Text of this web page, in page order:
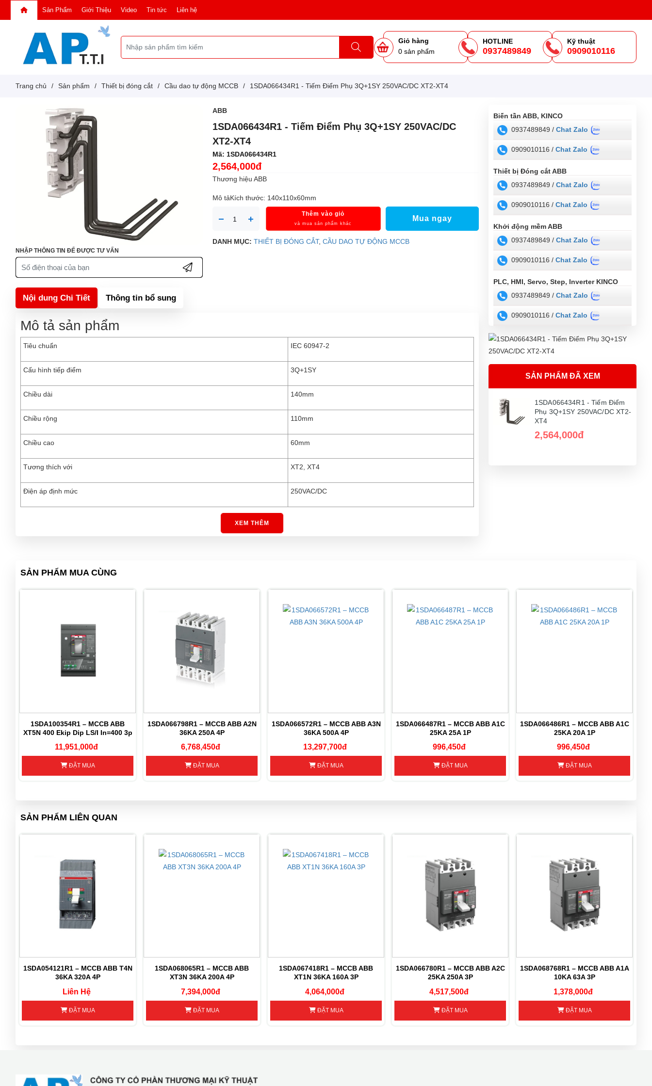
Sản Phẩm Giới Thiệu Video Tin tức Liên hệ
Giỏ hàng
0 sản phẩm
HOTLINE
0937489849
Kỹ thuật
0909010116
Trang chủ / Sản phẩm / Thiết bị đóng cắt / Cầu dao tự động MCCB / 1SDA066434R1 - Tiếm Điểm Phụ 3Q+1SY 250VAC/DC XT2-XT4
NHẬP THÔNG TIN ĐỂ ĐƯỢC TƯ VẤN
ABB
1SDA066434R1 - Tiếm Điểm Phụ 3Q+1SY 250VAC/DC
XT2-XT4
Mã: 1SDA066434R1
2,564,000đ
Thương hiệuABB
Mô tảKích thước: 140x110x60mm
Thêm vào giỏ
và mua sản phẩm khác
Mua ngay
DANH MỤC:THIẾT BỊ ĐÓNG CẮT,CẦU DAO TỰ ĐỘNG MCCB
Nội dung Chi Tiết Thông tin bổ sung
Mô tả sản phẩm
Tiêu chuẩn IEC 60947-­2
Cấu hình tiếp điểm 3Q+1SY
Chiều dài 140mm
Chiều rộng 110mm
Chiều cao 60mm
Tương thích với XT2, XT4
Điện áp định mức 250VAC/DC
XEM THÊM
Biến tần ABB, KINCO
0937489849 / Chat Zalo
0909010116 / Chat Zalo
Thiết bị Đóng cắt ABB
0937489849 / Chat Zalo
0909010116 / Chat Zalo
Khởi động mềm ABB
0937489849 / Chat Zalo
0909010116 / Chat Zalo
PLC, HMI, Servo, Step, Inverter KINCO
0937489849 / Chat Zalo
0909010116 / Chat Zalo
SẢN PHẨM ĐÃ XEM
1SDA066434R1 - Tiếm Điểm
Phụ 3Q+1SY 250VAC/DC XT2-
XT4
2,564,000đ
SẢN PHẨM MUA CÙNG
1SDA100354R1 – MCCB ABB
XT5N 400 Ekip Dip LS/I In=400 3p
11,951,000đ
ĐẶT MUA
1SDA066798R1 – MCCB ABB A2N
36KA 250A 4P
6,768,450đ
ĐẶT MUA
1SDA066572R1 – MCCB ABB A3N
36KA 500A 4P
13,297,700đ
ĐẶT MUA
1SDA066487R1 – MCCB ABB A1C
25KA 25A 1P
996,450đ
ĐẶT MUA
1SDA066486R1 – MCCB ABB A1C
25KA 20A 1P
996,450đ
ĐẶT MUA
SẢN PHẨM LIÊN QUAN
1SDA054121R1 – MCCB ABB T4N
36KA 320A 4P
Liên Hệ
ĐẶT MUA
1SDA068065R1 – MCCB ABB
XT3N 36KA 200A 4P
7,394,000đ
ĐẶT MUA
1SDA067418R1 – MCCB ABB
XT1N 36KA 160A 3P
4,064,000đ
ĐẶT MUA
1SDA066780R1 – MCCB ABB A2C
25KA 250A 3P
4,517,500đ
ĐẶT MUA
1SDA068768R1 – MCCB ABB A1A
10KA 63A 3P
1,378,000đ
ĐẶT MUA